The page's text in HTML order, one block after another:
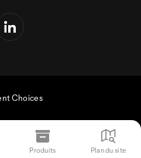
Choices
Produits Plan du site